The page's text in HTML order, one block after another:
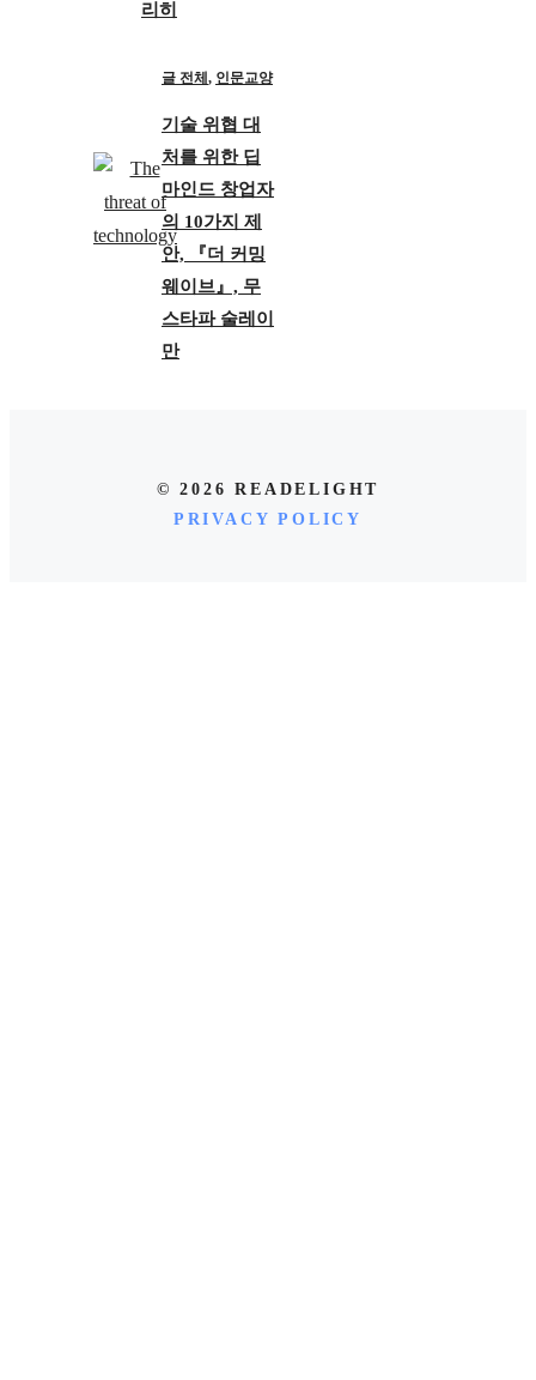
리히
글 전체 , 인문교양
기술 위협 대
처를 위한 딥
마인드 창업자
의 10가지 제
안, 『더 커밍
웨이브』, 무
스타파 술레이
만
© 2026 READELIGHT
PRIVACY POLICY